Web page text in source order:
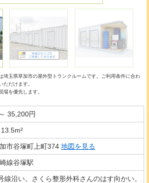
埼玉県草加市の屋外型トランクルームです。ご利用条件に合わ
ただけます。
を優先します。
～ 35,200円
市谷塚町上町374 地図を見る
線谷塚駅
線沿い。さくら整形外科さんのはす向かい。